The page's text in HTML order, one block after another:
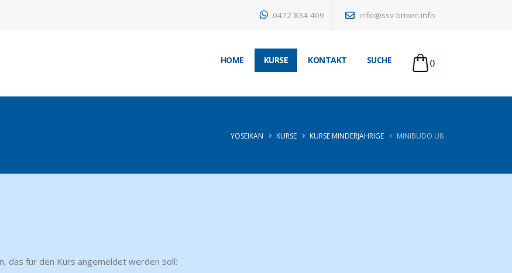
0472 834 409 info@ssv-brixen.info
HOME KURSE KONTAKT SUCHE ()
YOSEIKAN KURSE KURSE MINDERJÄHRIGE MINIBUDO U8
das für den Kurs angemeldet werden soll: